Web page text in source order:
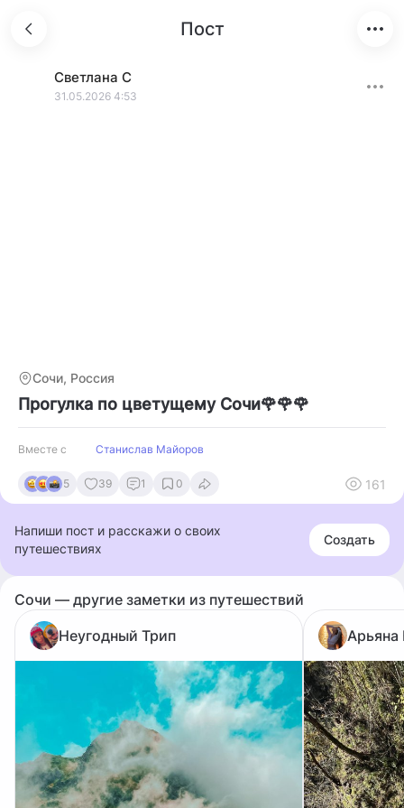
Пост
Светлана С
31.05.2026 4:53
Сочи, Россия
Прогулка по цветущему Сочи🌹🌹🌹
Вместе с Станислав Майоров
5 39 1 0 161
Напиши пост и расскажи о своих
путешествиях
Создать
Сочи — другие заметки из путешествий
Неугодный Трип
Арьяна